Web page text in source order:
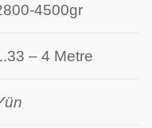
4500gr
– 4 Metre